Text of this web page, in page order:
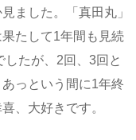
ました。「真田丸」
たして1年間も見続
たが、2回、3回と
っという間に1年終
、大好きです。